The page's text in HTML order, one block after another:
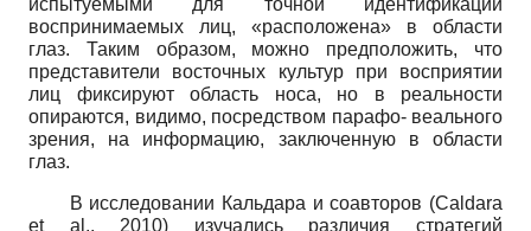
испытуемыми для точной идентификации
воспринимаемых лиц, «расположена» в области
глаз. Таким образом, можно предположить, что
представители восточных культур при восприятии
лиц фиксируют область носа, но в реальности
опираются, видимо, посредством парафо- веального
зрения, на информацию, заключенную в области
глаз.
В исследовании Кальдара и соавторов (Caldara
et
al .,2010) изучались различия стратегий